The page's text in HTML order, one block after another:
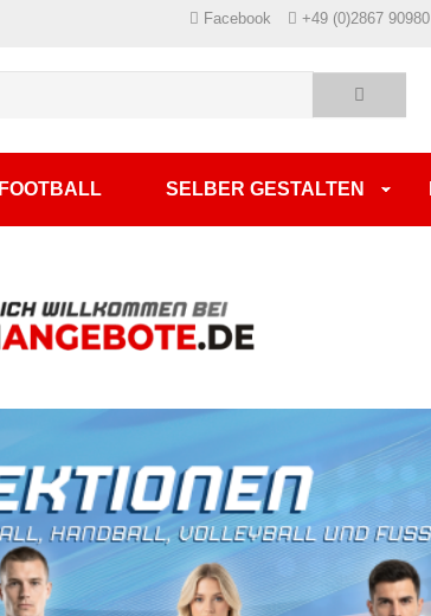
Facebook +49 (0)2867 90980
FOOTBALL SELBER GESTALTEN